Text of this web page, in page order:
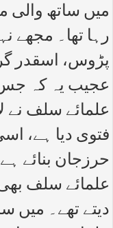
میں ساتھ والی
رہا تھا۔ مجھے
پڑوس، اسقدر
عجیب یہ کہ
علمائے سلف نے
فتوی دیا ہے،
حرزجان بنائے
علمائے سلف
دیتے تھے۔